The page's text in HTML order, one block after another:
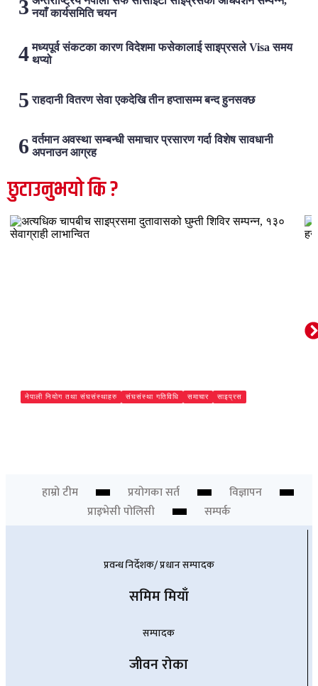
नयाँ कार्यसमिति चयन
मध्यपूर्व संकटका कारण विदेशमा फसेकालाई साइप्रसले Visa समय
थप्यो
राहदानी वितरण सेवा एकदेखि तीन हप्तासम्म बन्द हुनसक्छ
वर्तमान अवस्था सम्बन्धी समाचार प्रसारण गर्दा विशेष सावधानी
अपनाउन आग्रह
छुटाउनुभयो कि ?
नेपाली नियोग तथा संघसंस्थाहरु संघसंस्था गतिविधि समाचार साइप्रस
हाम्रो टीम प्रयोगका सर्त
विज्ञापन
प्राइभेसी पोलिसी
सम्पर्क
प्रवन्ध निर्देशक/ प्रधान सम्पादक
समिम मियाँ
सम्पादक
जीवन रोका